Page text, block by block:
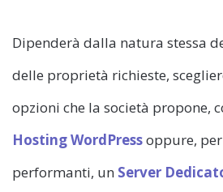
Dipenderà dalla natura stessa
delle proprietà richieste,
opzioni che la società propone,
Hosting WordPressoppure,
performanti, un Server